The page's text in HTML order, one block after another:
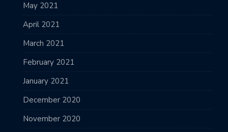
May 2021
April 2021
March 2021
February 2021
January 2021
December 2020
November 2020